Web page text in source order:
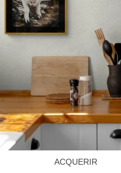
ACQUERIR